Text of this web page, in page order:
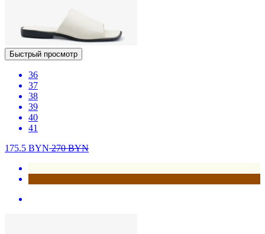
Быстрый просмотр
36
37
38
39
40
41
175.5 BYN270BYN